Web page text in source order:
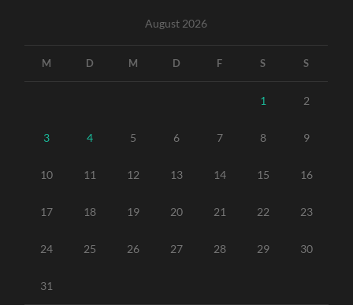
August 2026
M D M D F S S
1 2
3 4 5 6 7 8 9
10 11 12 13 14 15 16
17 18 19 20 21 22 23
24 25 26 27 28 29 30
31